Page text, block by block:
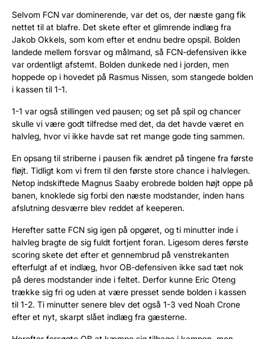
Selvom FCN var dominerende, var det os, der næste gang fik
nettet til at blafre. Det skete efter et glimrende indlæg fra
Jakob Okkels, som kom efter et endnu bedre opspil. Bolden
landede mellem forsvar og målmand, så FCN-defensiven ikke
var ordentligt afstemt. Bolden dunkede ned i jorden, men
hoppede op i hovedet på Rasmus Nissen, som stangede bolden
i kassen til 1-1.
1-1 var også stillingen ved pausen; og set på spil og chancer
skulle vi være godt tilfredse med det, da det havde været en
halvleg, hvor vi ikke havde sat ret mange gode ting sammen.
En opsang til striberne i pausen fik ændret på tingene fra første
fløjt. Tidligt kom vi frem til den første store chance i halvlegen.
Netop indskiftede Magnus Saaby erobrede bolden højt oppe på
banen, knoklede sig forbi den næste modstander, inden hans
afslutning desværre blev reddet af keeperen.
Herefter satte FCN sig igen på opgøret, og ti minutter inde i
halvleg bragte de sig fuldt fortjent foran. Ligesom deres første
scoring skete det efter et gennembrud på venstrekanten
efterfulgt af et indlæg, hvor OB-defensiven ikke sad tæt nok
på deres modstander inde i feltet. Derfor kunne Eric Oteng
trække sig fri og uden at være presset sende bolden i kassen
til 1-2. Ti minutter senere blev det også 1-3 ved Noah Crone
efter et nyt, skarpt slået indlæg fra gæsterne.